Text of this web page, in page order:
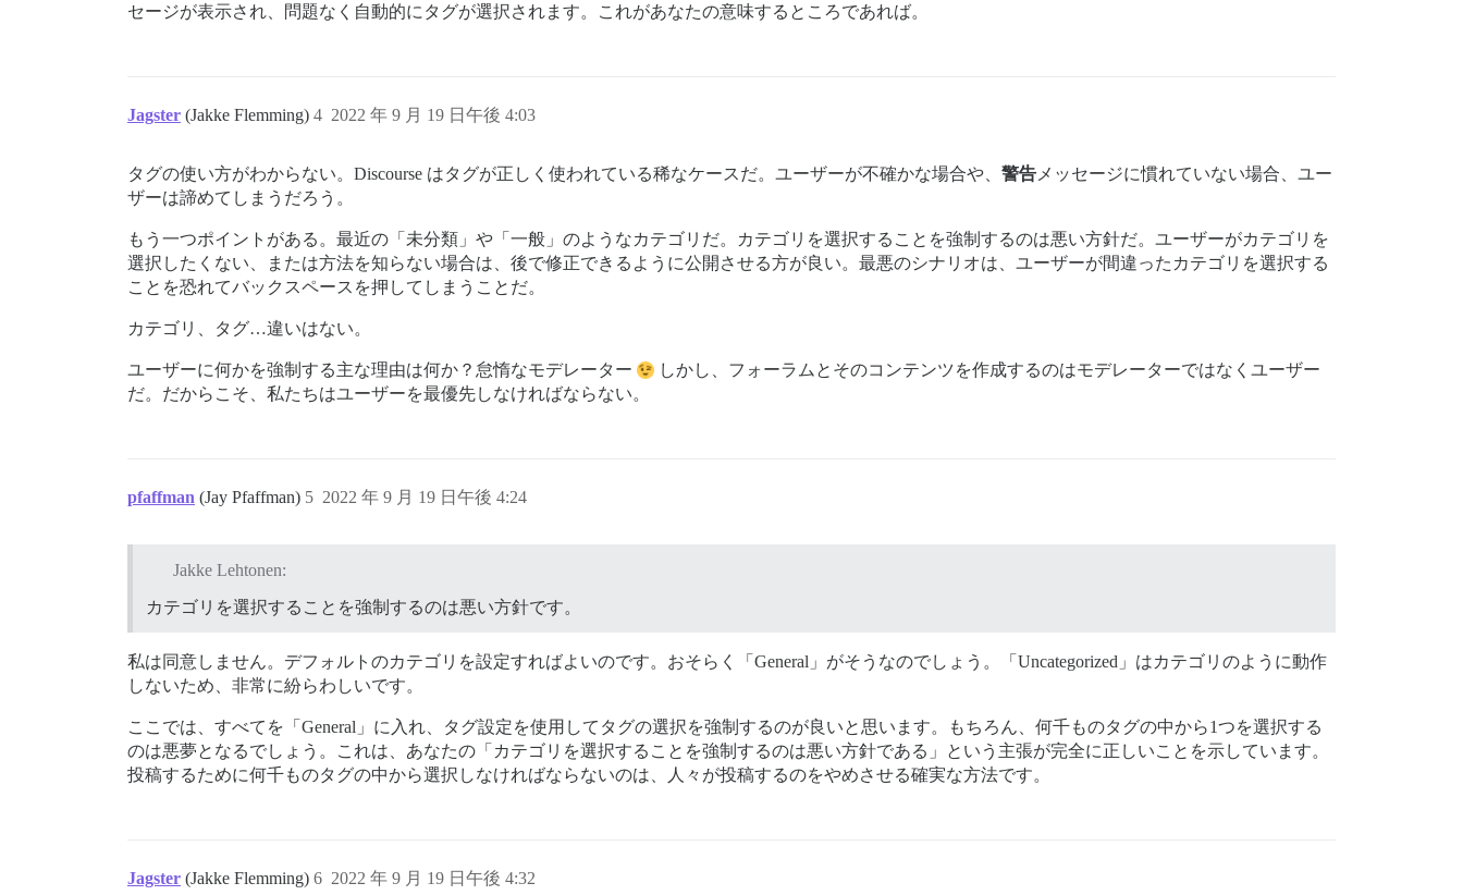
セージが表示され、問題なく自動的にタグが選択されます。これがあなたの意味するところであれば。
Jagster (Jakke Flemming) 2022 年 9 月 19 日午後 4:03
4
タグの使い方がわからない。Discourse はタグが正しく使われている稀なケースだ。ユーザーが不確かな場合や、 警告 メッセージに慣れていない場合、ユー
ザーは諦めてしまうだろう。
もう一つポイントがある。最近の「未分類」や「一般」のようなカテゴリだ。カテゴリを選択することを強制するのは悪い方針だ。ユーザーがカテゴリを
選択したくない、または方法を知らない場合は、後で修正できるように公開させる方が良い。最悪のシナリオは、ユーザーが間違ったカテゴリを選択する
ことを恐れてバックスペースを押してしまうことだ。
カテゴリ、タグ…違いはない。
ユーザーに何かを強制する主な理由は何か？怠惰なモデレーター
しかし、フォーラムとそのコンテンツを作成するのはモデレーターではなくユーザー
だ。だからこそ、私たちはユーザーを最優先しなければならない。
pfaffman (Jay Pfaffman) 2022 年 9 月 19 日午後 4:24
5
Jakke Lehtonen:
カテゴリを選択することを強制するのは悪い方針です。
私は同意しません。デフォルトのカテゴリを設定すればよいのです。おそらく「General」がそうなのでしょう。「Uncategorized」はカテゴリのように動作
しないため、非常に紛らわしいです。
ここでは、すべてを「General」に入れ、タグ設定を使用してタグの選択を強制するのが良いと思います。もちろん、何千ものタグの中から1つを選択する
のは悪夢となるでしょう。これは、あなたの「カテゴリを選択することを強制するのは悪い方針である」という主張が完全に正しいことを示しています。
投稿するために何千ものタグの中から選択しなければならないのは、人々が投稿するのをやめさせる確実な方法です。
Jagster (Jakke Flemming) 2022 年 9 月 19 日午後 4:32
6